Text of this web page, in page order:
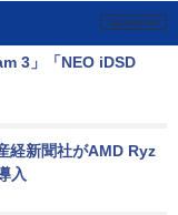
3」「NEO iDSD
経新聞社がAMD Ryz
入